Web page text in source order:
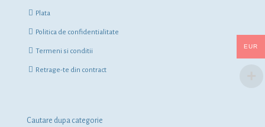
Plata
Politica de confidentialitate
Termeni si conditii
Retrage-te din contract
Cautare dupa categorie
EUR